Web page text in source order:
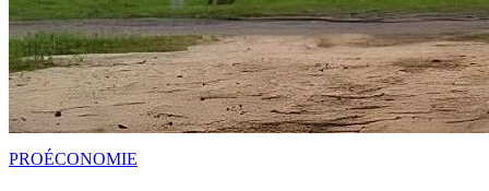
PROÉCONOMIE